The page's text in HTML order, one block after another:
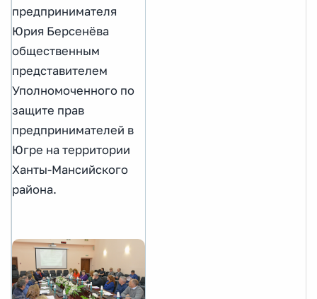
предпринимателя
Юрия Берсенёва
общественным
представителем
Уполномоченного по
защите прав
предпринимателей в
Югре на территории
Ханты-Мансийского
района.